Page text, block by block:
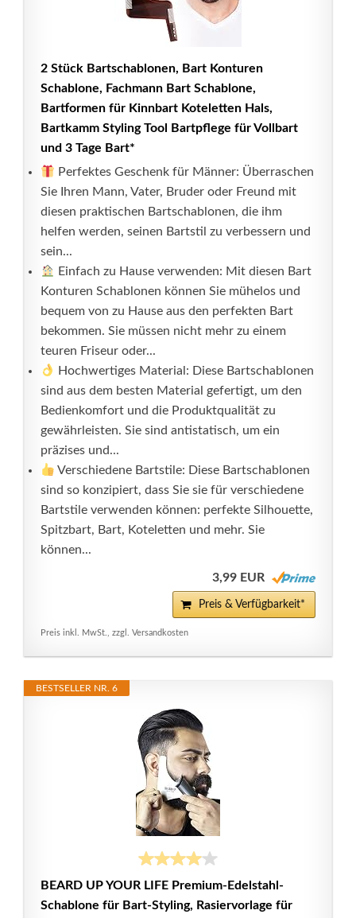
2 Stück Bartschablonen, Bart Konturen
Schablone, Fachmann Bart Schablone,
Bartformen für Kinnbart Koteletten Hals,
Bartkamm Styling Tool Bartpflege für Vollbart
und 3 Tage Bart*
Perfektes Geschenk für Männer: Überraschen
Sie Ihren Mann, Vater, Bruder oder Freund mit
diesen praktischen Bartschablonen, die ihm
helfen werden, seinen Bartstil zu verbessern und
sein...
Einfach zu Hause verwenden: Mit diesen Bart
Konturen Schablonen können Sie mühelos und
bequem von zu Hause aus den perfekten Bart
bekommen. Sie müssen nicht mehr zu einem
teuren Friseur oder...
Hochwertiges Material: Diese Bartschablonen
sind aus dem besten Material gefertigt, um den
Bedienkomfort und die Produktqualität zu
gewährleisten. Sie sind antistatisch, um ein
präzises und...
Verschiedene Bartstile: Diese Bartschablonen
sind so konzipiert, dass Sie sie für verschiedene
Bartstile verwenden können: perfekte Silhouette,
Spitzbart, Bart, Koteletten und mehr. Sie
können...
3,99 EUR
Preis & Verfügbarkeit*
Preis inkl. MwSt., zzgl. Versandkosten
BESTSELLER NR. 6
BEARD UP YOUR LIFE Premium-Edelstahl-
Schablone für Bart-Styling, Rasiervorlage für